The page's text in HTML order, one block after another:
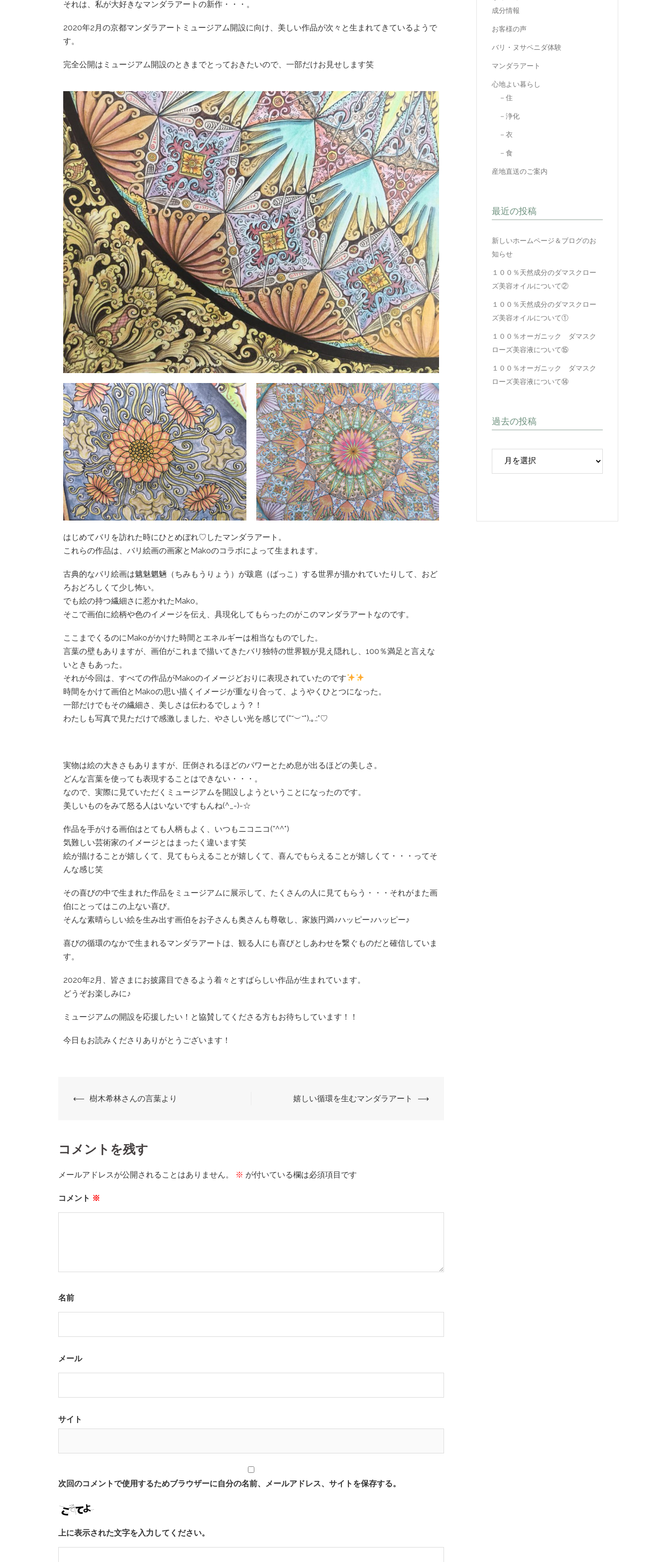
それは、私が大好きなマンダラアートの新作・・・。
2020年2月の京都マンダラアートミュージアム開設に向け、美しい作品が次々と生まれてきているようで
す。
完全公開はミュージアム開設のときまでとっておきたいので、一部だけお見せします笑
はじめてバリを訪れた時にひとめぼれ♡したマンダラアート。
これらの作品は、バリ絵画の画家とMakoのコラボによって生まれます。
古典的なバリ絵画は魑魅魍魎（ちみもうりょう）が跋扈（ばっこ）する世界が描かれていたりして、おど
ろおどろしくて少し怖い。
でも絵の持つ繊細さに惹かれたMako。
そこで画伯に絵柄や色のイメージを伝え、具現化してもらったのがこのマンダラアートなのです。
ここまでくるのにMakoがかけた時間とエネルギーは相当なものでした。
言葉の壁もありますが、画伯がこれまで描いてきたバリ独特の世界観が見え隠れし、100％満足と言えな
いときもあった。
それが今回は、すべての作品がMakoのイメージどおりに表現されていたのです
時間をかけて画伯とMakoの思い描くイメージが重なり合って、ようやくひとつになった。
一部だけでもその繊細さ、美しさは伝わるでしょう？！
わたしも写真で見ただけで感激しました、やさしい光を感じて(*˘︶˘*).｡.:*♡
実物は絵の大きさもありますが、圧倒されるほどのパワーとため息が出るほどの美しさ。
どんな言葉を使っても表現することはできない・・・。
なので、実際に見ていただくミュージアムを開設しようということになったのです。
美しいものをみて怒る人はいないですもんね(^_-)-☆
作品を手がける画伯はとても人柄もよく、いつもニコニコ(*^^*)
気難しい芸術家のイメージとはまったく違います笑
絵が描けることが嬉しくて、見てもらえることが嬉しくて、喜んでもらえることが嬉しくて・・・ってそ
んな感じ笑
その喜びの中で生まれた作品をミュージアムに展示して、たくさんの人に見てもらう・・・それがまた画
伯にとってはこの上ない喜び。
そんな素晴らしい絵を生み出す画伯をお子さんも奥さんも尊敬し、家族円満♪ハッピー♪ハッピー♪
喜びの循環のなかで生まれるマンダラアートは、観る人にも喜びとしあわせを繋ぐものだと確信していま
す。
2020年2月、皆さまにお披露目できるよう着々とすばらしい作品が生まれています。
どうぞお楽しみに♪
ミュージアムの開設を応援したい！と協賛してくださる方もお待ちしています！！
今日もお読みくださりありがとうございます！
⟵ 樹木希林さんの言葉より 嬉しい循環を生むマンダラアート ⟶
コメントを残す
メールアドレスが公開されることはありません。 ※ が付いている欄は必須項目です
コメント ※
名前
メール
サイト
次回のコメントで使用するためブラウザーに自分の名前、メールアドレス、サイトを保存する。
上に表示された文字を入力してください。
成分情報
お客様の声
バリ・ヌサペニダ体験
マンダラアート
心地よい暮らし
－住
－浄化
－衣
－食
産地直送のご案内
最近の投稿
新しいホームページ＆ブログのお
知らせ
１００％天然成分のダマスクロー
ズ美容オイルについて②
１００％天然成分のダマスクロー
ズ美容オイルについて①
１００％オーガニック ダマスク
ローズ美容液について⑮
１００％オーガニック ダマスク
ローズ美容液について⑭
過去の投稿